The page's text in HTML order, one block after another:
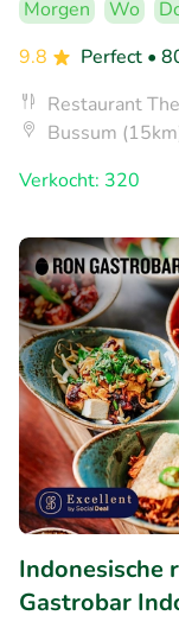
Morgen Wo
9.8
Perfect •
Restaurant
Bussum
Verkocht: 320
Indonesische
Gastrobar